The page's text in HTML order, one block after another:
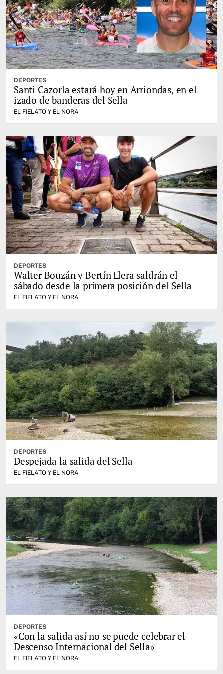
DEPORTES
Santi Cazorla estará hoy en Arriondas, en el
izado de banderas del Sella
EL FIELATO Y EL NORA
DEPORTES
Walter Bouzán y Bertín Llera saldrán el
sábado desde la primera posición del Sella
EL FIELATO Y EL NORA
DEPORTES
Despejada la salida del Sella
EL FIELATO Y EL NORA
DEPORTES
«Con la salida así no se puede celebrar el
Descenso Internacional del Sella»
EL FIELATO Y EL NORA